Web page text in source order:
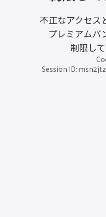
不正なアクセス
プレミアムバ
制限し
Session ID: